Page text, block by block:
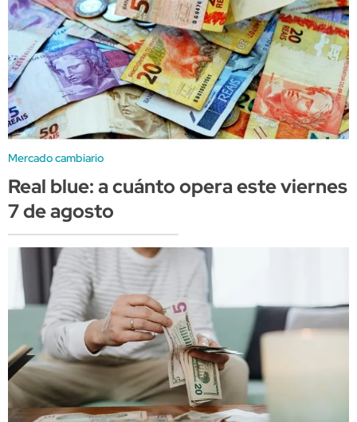
Mercado cambiario
Real blue: a cuánto opera este viernes
7 de agosto